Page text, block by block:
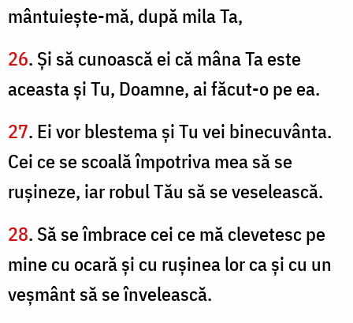
mântuieşte-mă, după mila Ta,
26. Şi să cunoască ei că mâna Ta este
aceasta şi Tu, Doamne, ai făcut-o pe ea.
27. Ei vor blestema şi Tu vei binecuvânta.
Cei ce se scoală împotriva mea să se
ruşineze, iar robul Tău să se veselească.
28. Să se îmbrace cei ce mă clevetesc pe
mine cu ocară şi cu ruşinea lor ca şi cu un
veşmânt să se învelească.